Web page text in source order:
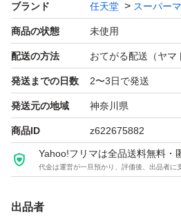
ブランド 任天堂 スーパー
商品の状態 未使用
配送の方法 おてがる配送（ヤマ
発送までの日数 2〜3日で発送
発送元の地域 神奈川県
商品ID z622675882
Yahoo!フリマは全品送料無料・
代金は運営が一旦預かり、評価後、出品者に
出品者